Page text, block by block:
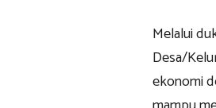
Melalui
Desa/
ekonomi